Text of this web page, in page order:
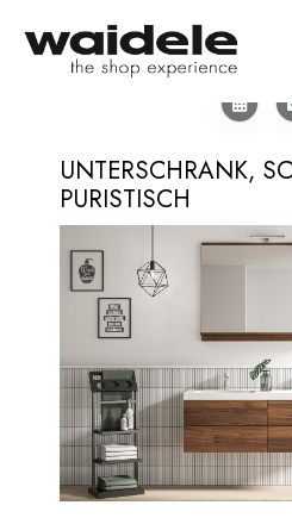
UNTERSCHRANK,
PURISTISCH